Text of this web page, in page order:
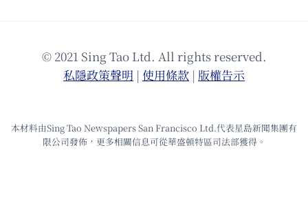
© 2021 Sing Tao Ltd. All rights reserved.
私隱政策聲明 | 使⽤條款 | 版權告⽰
本材料由Sing Tao Newspapers San Francisco Ltd.代表星島新聞集團有
限公司發佈，更多相關信息可從華盛頓特區司法部獲得。